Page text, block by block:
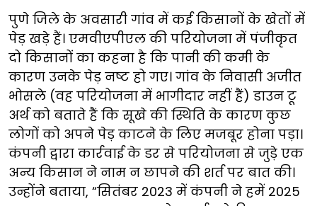
पुणे जिले के अवसारी गांव में कई किसानों के खेतों में
पेड़ खड़े हैं। एमवीएपीएल की परियोजना में पंजीकृत
दो किसानों का कहना है कि पानी की कमी के
कारण उनके पेड़ नष्ट हो गए। गांव के निवासी अजीत
भोसले (वह परियोजना में भागीदार नहीं हैं) डाउन टू
अर्थ को बताते हैं कि सूखे की स्थिति के कारण कुछ
लोगों को अपने पेड़ काटने के लिए मजबूर होना पड़ा।
कंपनी द्वारा कार्रवाई के डर से परियोजना से जुड़े एक
अन्य किसान ने नाम न छापने की शर्त पर बात की।
उन्होंने बताया, “सितंबर 2023 में कंपनी ने हमें 2025